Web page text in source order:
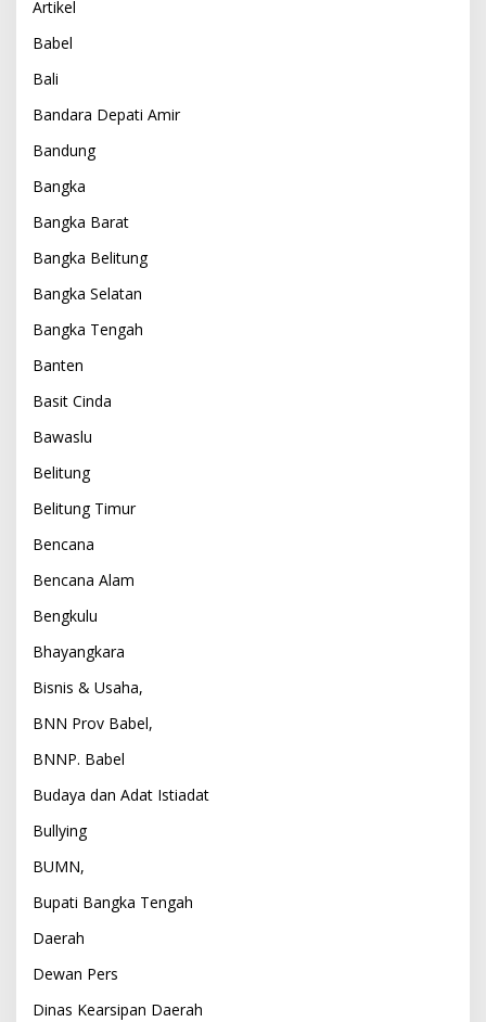
Artikel
Babel
Bali
Bandara Depati Amir
Bandung
Bangka
Bangka Barat
Bangka Belitung
Bangka Selatan
Bangka Tengah
Banten
Basit Cinda
Bawaslu
Belitung
Belitung Timur
Bencana
Bencana Alam
Bengkulu
Bhayangkara
Bisnis & Usaha,
BNN Prov Babel,
BNNP. Babel
Budaya dan Adat Istiadat
Bullying
BUMN,
Bupati Bangka Tengah
Daerah
Dewan Pers
Dinas Kearsipan Daerah